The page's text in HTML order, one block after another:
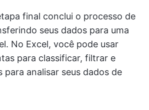
final conclui o processo de
seus dados para uma
No Excel, você pode usar
para classificar, filtrar e
para analisar seus dados de